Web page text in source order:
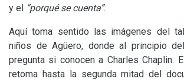
y el “porqué se cuenta”.
Aquí toma sentido las imágenes del
niños de Agüero, donde al principio
pregunta si conocen a Charles Chaplin.
retoma hasta la segunda mitad del